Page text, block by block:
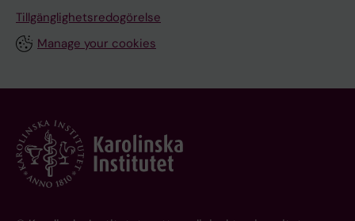
Tillgänglighetsredogörelse
Manage your cookies